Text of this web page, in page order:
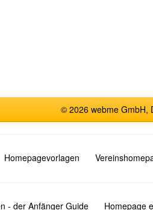
© 2026 webme GmbH,
Homepagevorlagen
- der Anfänger Guide Homepage